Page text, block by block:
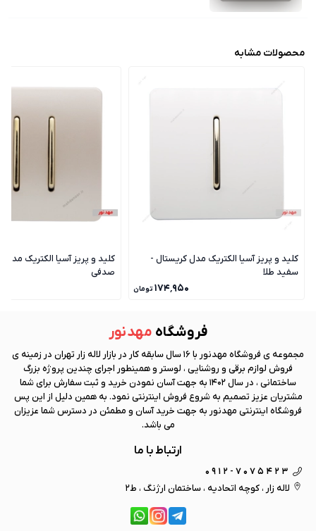
محصولات مشابه
کلید و پریز آسیا الکتریک مدل کریستال -
سفید طلا
۱۷۴٬۹۵۰ تومان
کلید و پریز آسیا الکتریک مدل
صدفی
فروشگاه مهد نور
مجموعه ی فروشگاه مهد نور
با 16 سال سابقه کار در بازار لاله زار تهران در زمینه ی
فروش لوازم برقی و روشنایی ، لوستر و همینطور اجرای چندین پروژه بزرگ
ساختمانی ، در سال 1402 به جهت آسان نمودن خرید و ثبت سفارش برای شما
مشتریان عزیز تصمیم به شروع فروش اینترنتی نمود. به همین دلیل از این پس
فروشگاه اینترنتی مهد نور به جهت خرید آسان و مطمئن در دسترس شما عزیزان
می باشد.
ارتباط با ما
0912-7075423
لاله زار ، کوچه اتحادیه ، ساختمان ارژنگ ، ط2